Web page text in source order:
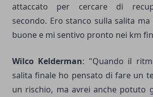
attaccato per cercare di
secondo. Ero stanco sulla salita
buone e mi sentivo pronto nei km
Wilco Kelderman: "Quando il
salita finale ho pensato di fare un
un rischio, ma avrei anche potuto